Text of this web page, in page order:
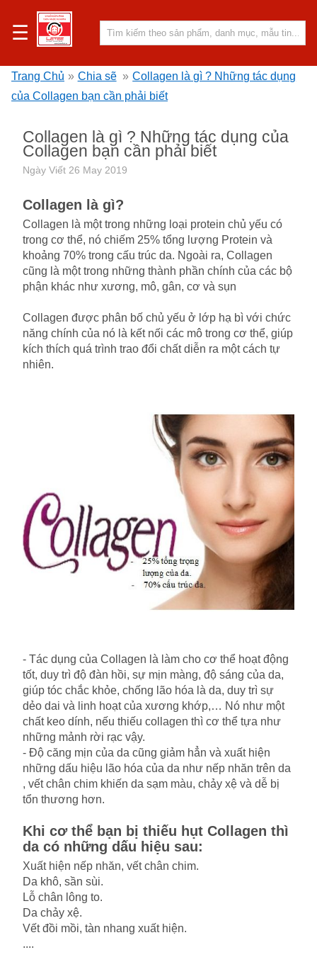
☰
Trang Chủ » Chia sẽ » Collagen là gì ? Những tác dụng
của Collagen bạn cần phải biết
Collagen là gì ? Những tác dụng của
Collagen bạn cần phải biết
Ngày Viết 26 May 2019
Collagen là gì?
Collagen là một trong những loại protein chủ yếu có
trong cơ thể, nó chiếm 25% tổng lượng Protein và
khoảng 70% trong cấu trúc da. Ngoài ra, Collagen
cũng là một trong những thành phần chính của các bộ
phận khác như xương, mô, gân, cơ và sụn
Collagen được phân bố chủ yếu ở lớp hạ bì với chức
năng chính của nó là kết nối các mô trong cơ thể, giúp
kích thích quá trình trao đổi chất diễn ra một cách tự
nhiên.
- Tác dụng của Collagen là làm cho cơ thể hoạt động
tốt, duy trì độ đàn hồi, sự mịn màng, độ sáng của da,
giúp tóc chắc khỏe, chống lão hóa là da, duy trì sự
dẻo dai và linh hoạt của xương khớp,… Nó như một
chất keo dính, nếu thiếu collagen thì cơ thể tựa như
những mảnh rời rạc vậy.
- Độ căng mịn của da cũng giảm hẳn và xuất hiện
những dấu hiệu lão hóa của da như nếp nhăn trên da
, vết chân chim khiến da sạm màu, chảy xệ và dễ bị
tổn thương hơn.
Khi cơ thể bạn bị thiếu hụt Collagen thì
da có những dấu hiệu sau:
Xuất hiện nếp nhăn, vết chân chim.
Da khô, sần sùi.
Lỗ chân lông to.
Da chảy xệ.
Vết đồi mồi, tàn nhang xuất hiện.
....